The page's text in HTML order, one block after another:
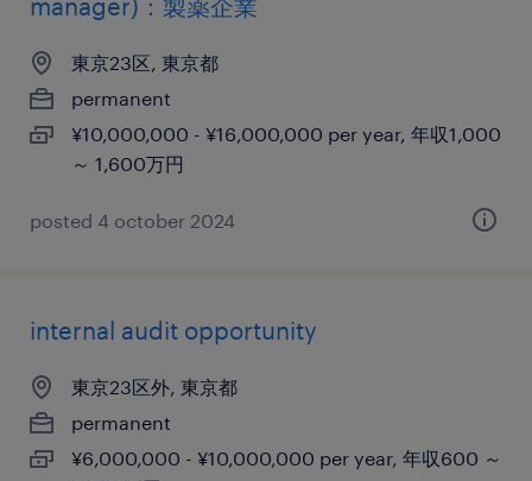
manager)：製薬企業
東京23区, 東京都
permanent
¥10,000,000 - ¥16,000,000 per year, 年収1,000
～ 1,600万円
posted 4 october 2024
internal audit opportunity
東京23区外, 東京都
permanent
¥6,000,000 - ¥10,000,000 per year, 年収600 ～